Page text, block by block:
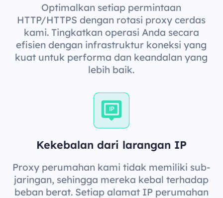
Optimalkan setiap permintaan
HTTP/HTTPS dengan rotasi proxy cerdas
kami. Tingkatkan operasi Anda secara
efisien dengan infrastruktur koneksi yang
kuat untuk performa dan keandalan yang
lebih baik.
Kekebalan dari larangan IP
Proxy perumahan kami tidak memiliki sub-
jaringan, sehingga mereka kebal terhadap
beban berat. Setiap alamat IP perumahan